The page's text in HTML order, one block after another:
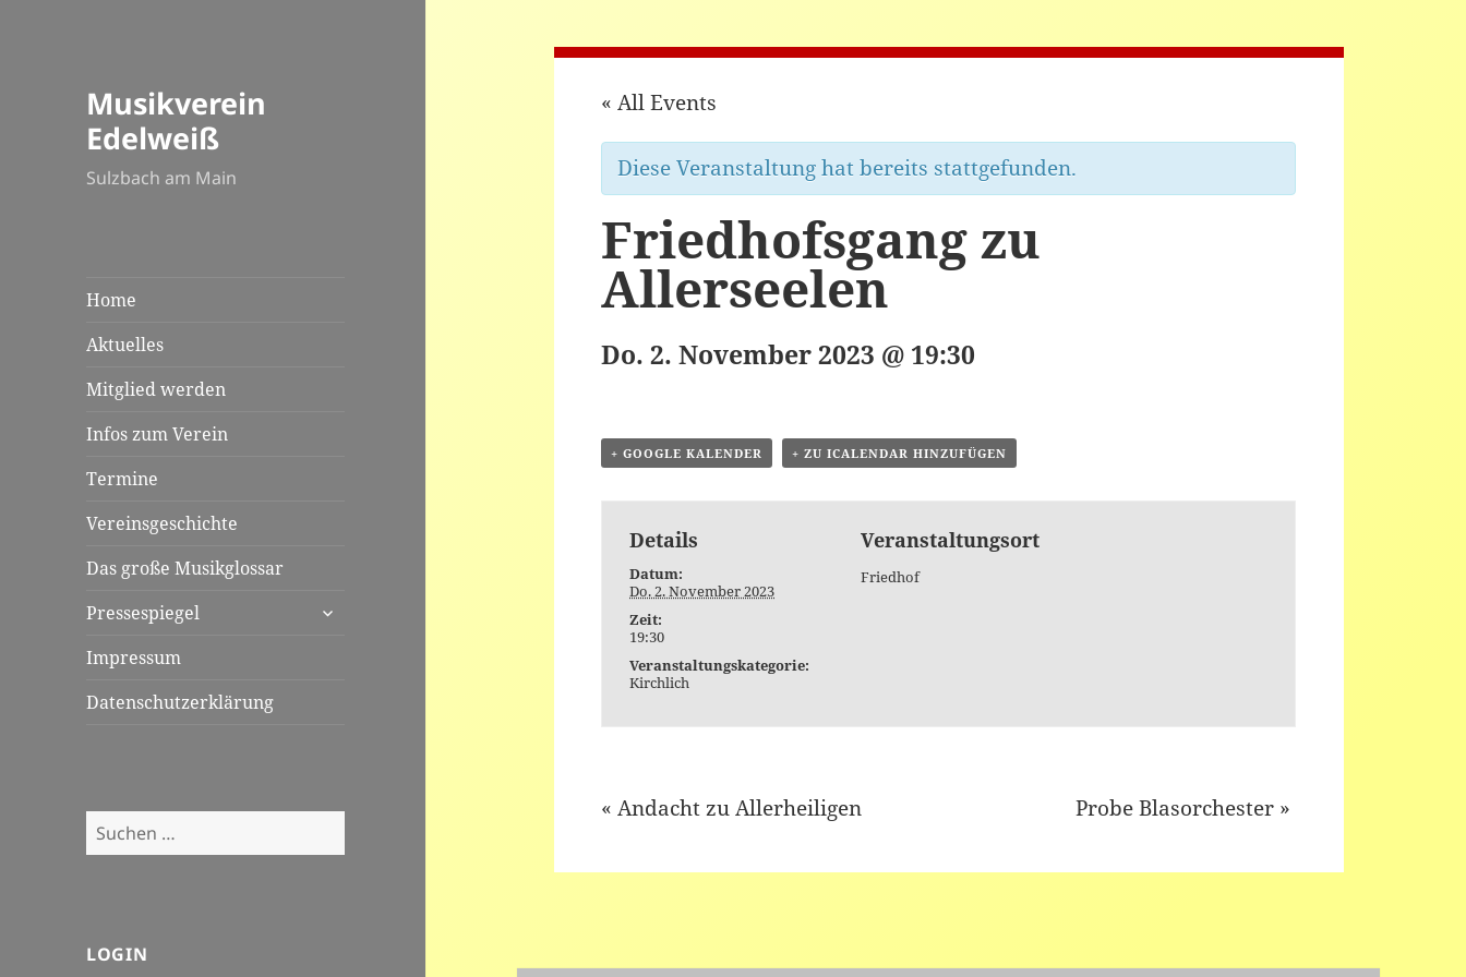
Musikverein
Edelweiß
Sulzbach am Main
Home
Aktuelles
Mitglied werden
Infos zum Verein
Termine
Vereinsgeschichte
Das große Musikglossar
Pressespiegel
untermenü
Impressum
Datenschutzerklärung
Suchen
nach:
LOGIN
« All Events
Diese Veranstaltung hat bereits stattgefunden.
Friedhofsgang zu
Allerseelen
Do. 2. November 2023 @ 19:30
+ GOOGLE KALENDER + ZU ICALENDAR HINZUFÜGEN
Details
Datum:
Do. 2. November 2023
Zeit:
19:30
Veranstaltungskategorie:
Kirchlich
Veranstaltungsort
Friedhof
Event
« Andacht zu Allerheiligen Probe Blasorchester »